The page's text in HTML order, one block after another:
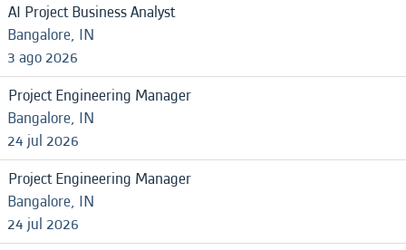
AI Project Business Analyst
Bangalore, IN
3 ago 2026
Project Engineering Manager
Bangalore, IN
24 jul 2026
Project Engineering Manager
Bangalore, IN
24 jul 2026